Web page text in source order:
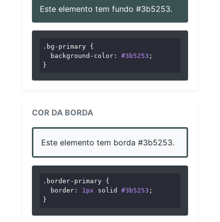
Este elemento tem fundo #3b5253.
.bg-primary {
background-color : #3b5253 ;
}
COR DA BORDA
Este elemento tem borda #3b5253.
.border-primary {
border : 1px solid #3b5253 ;
}